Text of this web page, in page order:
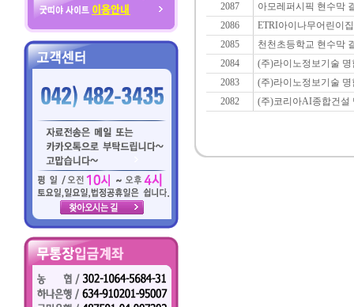
2087
아모레퍼시픽 현수막
2086
ETRI아이나무어린이
2085
천천초등학교 현수막
2084
(주)라이노정보기술
2083
(주)라이노정보기술
2082
(주)코리아AI종합건설